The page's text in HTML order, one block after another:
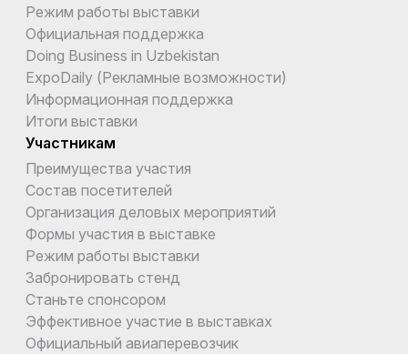
Режим работы выставки
Официальная поддержка
Doing Business in Uzbekistan
ExpoDaily (Рекламные возможности)
Информационная поддержка
Итоги выставки
Участникам
Преимущества участия
Состав посетителей
Организация деловых мероприятий
Формы участия в выставке
Режим работы выставки
Забронировать стенд
Станьте спонсором
Эффективное участие в выставках
Официальный авиаперевозчик